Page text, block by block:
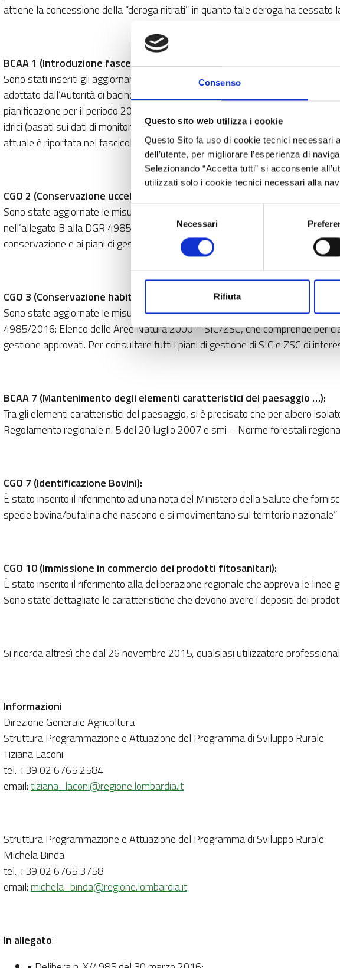
Consenso
Questo sito web utilizza i cookie
Questo Sito fa uso di cookie tecnici necessari
dell’utente, per migliorare l’esperienza di
Selezionando “Accetta tutti” si acconsente
utilizzati solo i cookie tecnici necessari alla
Selezione
Necessari
Rifiuta
attiene la concessione della “deroga nitrati” in quanto tale deroga ha
BCAA 1 (Introduzione fasce tampone):
Sono stati inseriti gli aggiornamenti del Piano di gestione delle acque
adottato dall’Autorità di bacino del Distretto Idrografico delle Alpi Orientali
pianificazione per il periodo 2016-2021 e la classificazione dei corpi idrici
idrici (basati sui dati di monitoraggio delle acque raccolti da ARPA) può aver
attuale è riportata nel fascicolo aziendale.
CGO 2 (Conservazione uccelli):
Sono state aggiornate le misure di conservazione di alcune ZPS (DGR n. X/
nell’allegato B alla DGR 4985/2016: Elenco delle Aree Natura 2000 – ZPS,
conservazione e ai piani di gestione approvati. Per consultare tutti i piani di
CGO 3 (Conservazione habitat):
Sono state aggiornate le misure di conservazione di alcuni SIC/ZSC (DGR n.
4985/2016: Elenco delle Aree Natura 2000 – SIC/ZSC, che comprende per
gestione approvati. Per consultare tutti i piani di gestione di SIC e ZSC di
BCAA 7 (Mantenimento degli elementi caratteristici del paesaggio …):
Tra gli elementi caratteristici del paesaggio, si è precisato che per albero
Regolamento regionale n. 5 del 20 luglio 2007 e smi – Norme forestali
CGO 7 (Identificazione Bovini):
È stato inserito il riferimento ad una nota del Ministero della Salute che
specie bovina/bufalina che nascono e si movimentano sul territorio
CGO 10 (Immissione in commercio dei prodotti fitosanitari):
È stato inserito il riferimento alla deliberazione regionale che approva le linee
Sono state dettagliate le caratteristiche che devono avere i depositi dei
Si ricorda altresì che dal 26 novembre 2015, qualsiasi utilizzatore
Informazioni
Direzione Generale Agricoltura
Struttura Programmazione e Attuazione del Programma di Sviluppo Rurale
Tiziana Laconi
tel. +39 02 6765 2584
email:tiziana_laconi@regione.lombardia.it
Struttura Programmazione e Attuazione del Programma di Sviluppo Rurale
Michela Binda
tel. +39 02 6765 3758
email:michela_binda@regione.lombardia.it
In allegato: